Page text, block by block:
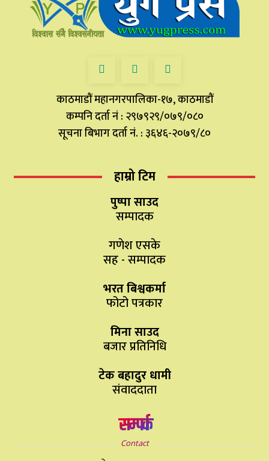
काठमाडौं महानगरपालिका-१७, काठमाडौं
कम्पनि दर्ता नं : २९७९२९/०७९/०८०
सूचना बिभाग दर्ता नं. : ३६४६-२०७९/८०
हाम्रो टिम
पुष्पा साउद
सम्पादक
गणेश एसके
सह - सम्पादक
भरत बिश्वकर्मा
फोटो पत्रकार
मिना साउद
बजार प्रतिनिधि
टेक बहादुर धामी
संवाददाता
सम्पर्क
Contact